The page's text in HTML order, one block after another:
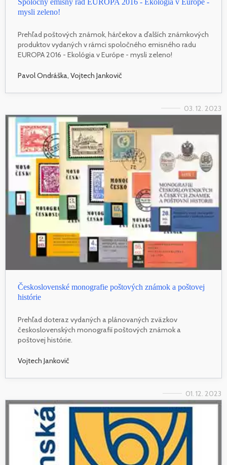
mysli zeleno!
Prehľad poštových známok, hárčekov a ďalších známkových
produktov vydaných v rámci spoločného emisného radu
EUROPA 2016 - Ekológia v Európe - mysli zeleno!
Pavol Ondráška, Vojtech Jankovič
03. 12. 2023
Československé monografie poštových známok a poštovej
histórie
Prehľad doteraz vydaných a plánovaných zväzkov
československých monografií poštových známok a
poštovej histórie.
Vojtech Jankovič
01. 12. 2023